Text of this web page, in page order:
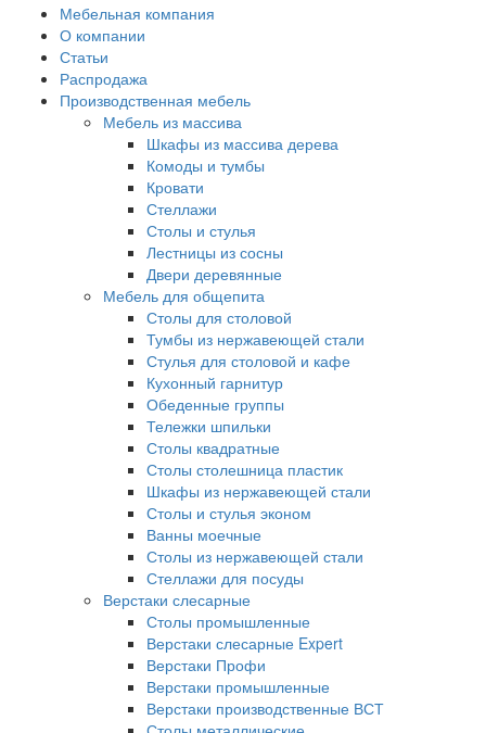
Мебельная компания
О компании
Статьи
Распродажа
Производственная мебель
Мебель из массива
Шкафы из массива дерева
Комоды и тумбы
Кровати
Стеллажи
Столы и стулья
Лестницы из сосны
Двери деревянные
Мебель для общепита
Столы для столовой
Тумбы из нержавеющей стали
Стулья для столовой и кафе
Кухонный гарнитур
Обеденные группы
Тележки шпильки
Столы квадратные
Столы столешница пластик
Шкафы из нержавеющей стали
Столы и стулья эконом
Ванны моечные
Столы из нержавеющей стали
Стеллажи для посуды
Верстаки слесарные
Столы промышленные
Верстаки слесарные Expert
Верстаки Профи
Верстаки промышленные
Верстаки производственные ВСТ